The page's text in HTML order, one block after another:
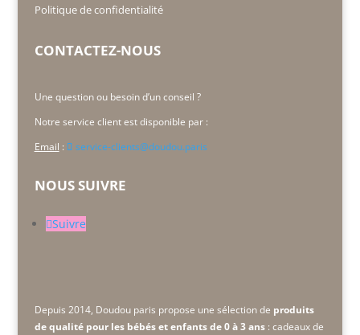
Politique de confidentialité
CONTACTEZ-NOUS
Une question ou besoin d’un conseil ?
Notre service client est disponible par :
Email : service-clients@doudou.paris
NOUS SUIVRE
Suivre
Depuis 2014, Doudou paris propose une sélection de produits
de qualité pour les bébés et enfants de 0 à 3 ans: cadeaux de